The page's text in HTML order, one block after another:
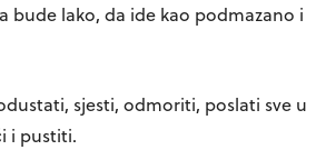
bude lako, da ide kao podmazano i
sjesti, odmoriti, poslati sve u
i pustiti.